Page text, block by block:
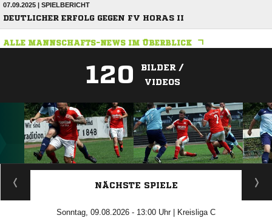
07.09.2025 | SPIELBERICHT
DEUTLICHER ERFOLG GEGEN FV HORAS II
ALLE MANNSCHAFTS-NEWS IM ÜBERBLICK
120
BILDER /
VIDEOS
ANZEIGE
NÄCHSTE SPIELE
Sonntag, 09.08.2026 - 13:00 Uhr | Kreisliga C